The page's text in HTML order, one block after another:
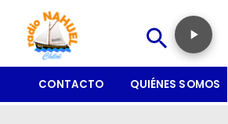
CONTACTO QUIÉNES SOMOS